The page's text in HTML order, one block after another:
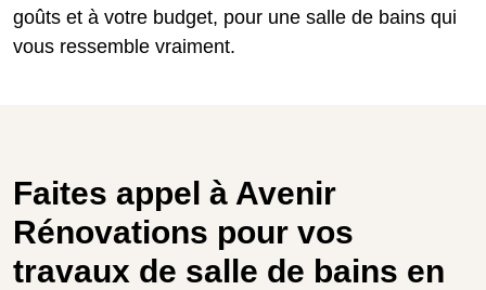
goûts et à votre budget, pour une salle de bains qui
vous ressemble vraiment.
Faites appel à Avenir
Rénovations pour vos
travaux de salle de bains en